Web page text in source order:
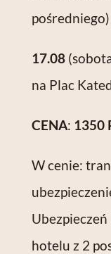
pośredniego)
17.08
na Plac
CENA: 1350
W cenie:
hotelu z 2